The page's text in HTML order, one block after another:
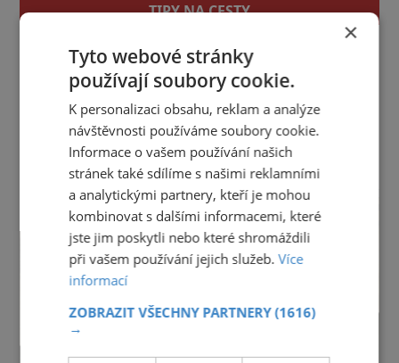
TIPY NA CESTY
Jihočeský krajJihomoravský kraj
Královéhradecký kraj
Liberecký kraj
Moravskoslezský krajOlomoucký kraj
Pardubický krajPlzeňský krajPraha
Středočeský krajÚstecký krajVysočina
Zlínský kraj
reklama
×
Tyto webové stránky
používají soubory cookie.
K personalizaci obsahu, reklam a analýze
návštěvnosti používáme soubory cookie.
Informace o vašem používání našich
stránek také sdílíme s našimi reklamními
a analytickými partnery, kteří je mohou
kombinovat s dalšími informacemi, které
jste jim poskytli nebo které shromáždili
při vašem používání jejich služeb.Více
informací
ZOBRAZIT VŠECHNY PARTNERY(1616)
→